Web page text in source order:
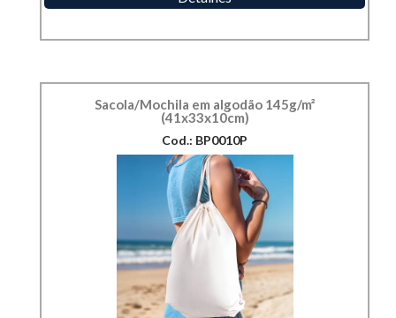
Sacola/Mochila em algodão 145g/m²
(41x33x10cm)
Cod.: BP0010P